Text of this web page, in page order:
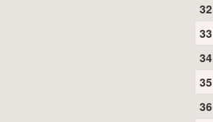
32
33
34
35
36